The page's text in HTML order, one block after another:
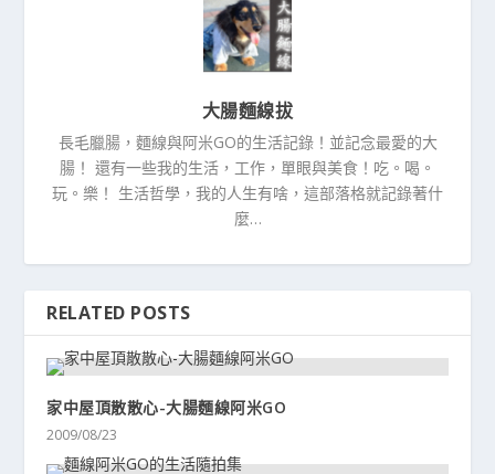
大腸麵線拔
長毛臘腸，麵線與阿米GO的生活記錄！並記念最愛的大
腸！ 還有一些我的生活，工作，單眼與美食！吃。喝。
玩。樂！ 生活哲學，我的人生有啥，這部落格就記錄著什
麼…
RELATED POSTS
家中屋頂散散心-大腸麵線阿米GO
2009/08/23